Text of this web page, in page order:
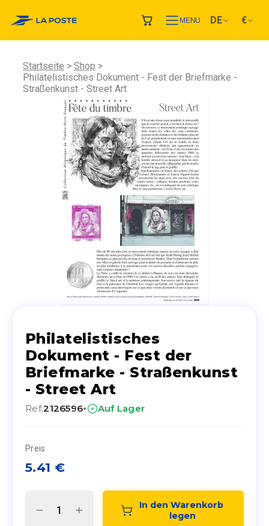
MENU DE €
Startseite
Shop
Philatelistisches Dokument - Fest der Briefmarke -
Straßenkunst - Street Art
Philatelistisches
Dokument - Fest der
Briefmarke - Straßenkunst
- Street Art
Ref.2126596· Auf Lager
Preis
5.41 €
In den Warenkorb
legen